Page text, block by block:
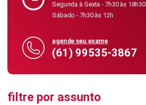
Segunda à Sexta - 7h30 às 18h30
Sábado - 7h30 às 12h
agende seu exame
(61) 99535-3867
filtre por assunto